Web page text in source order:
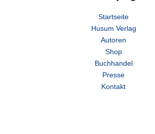
Startseite
Husum Verlag
Autoren
Shop
Buchhandel
Presse
Kontakt